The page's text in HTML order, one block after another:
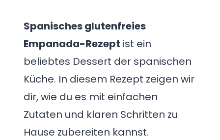
Spanisches glutenfreies
Empanada-Rezept ist ein
beliebtes Dessert der spanischen
Küche. In diesem Rezept zeigen wir
dir, wie du es mit einfachen
Zutaten und klaren Schritten zu
Hause zubereiten kannst.